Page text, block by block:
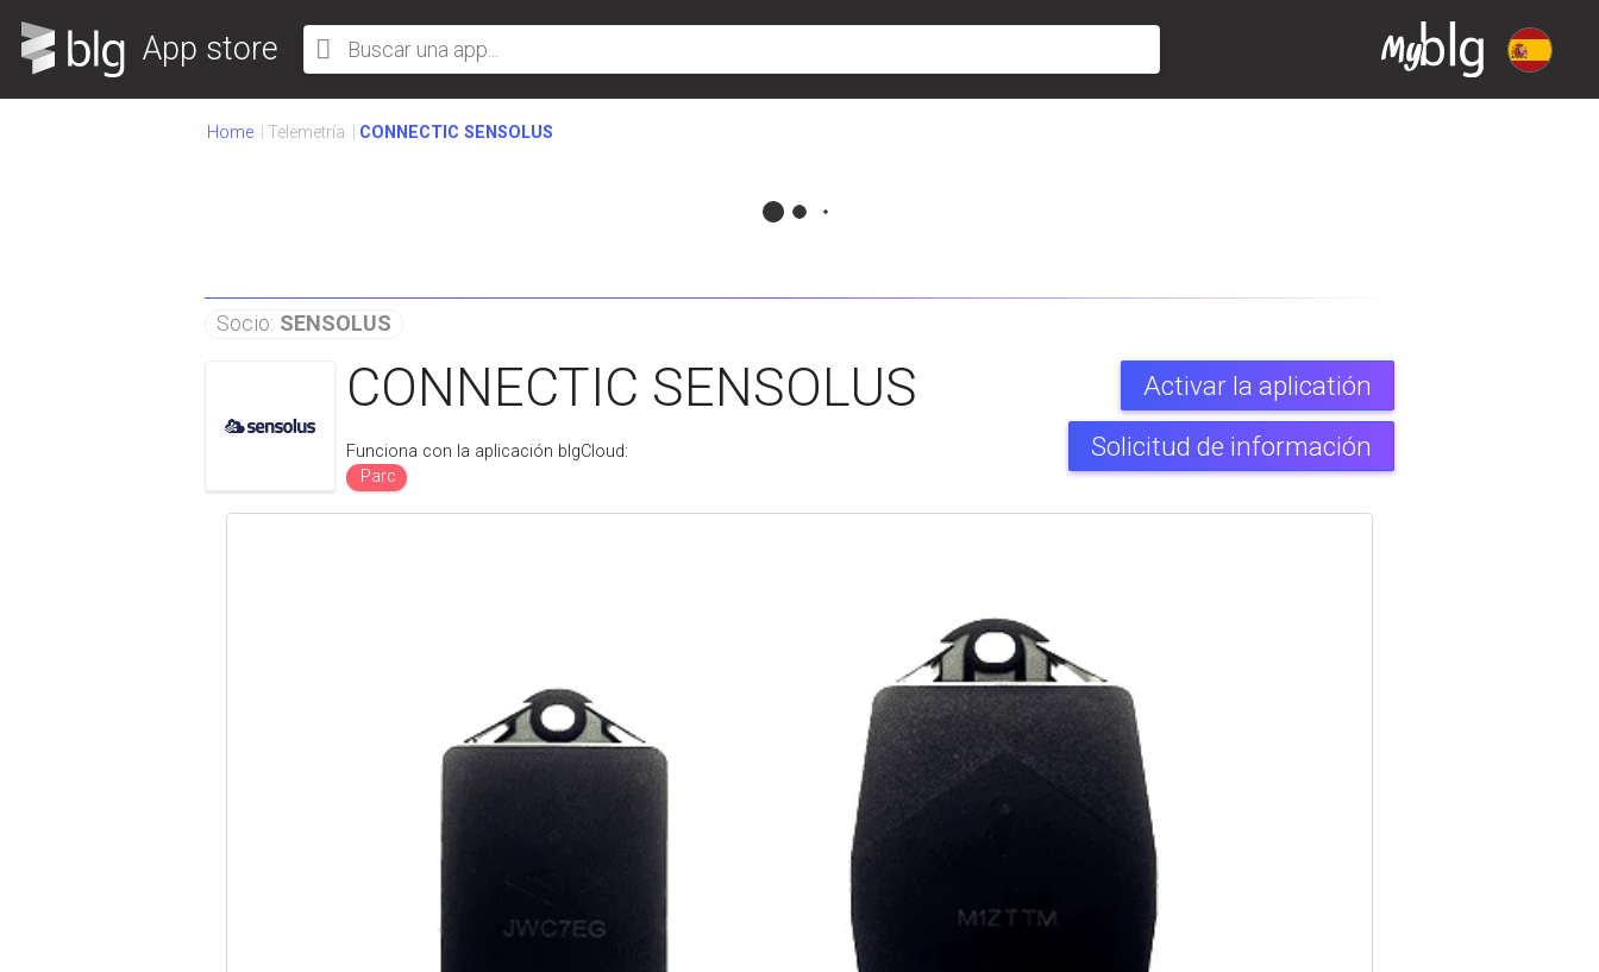
App store
Home Telemetría CONNECTIC SENSOLUS
Socio: SENSOLUS
CONNECTIC SENSOLUS
Funciona con la aplicación blgCloud:
Parc
Activar la aplicatión
Solicitud de información